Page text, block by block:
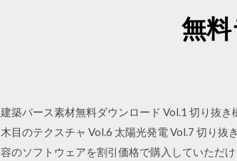
無
建築パース素材無料ダウンロード Vol.1 切り抜き
木目のテクスチャ Vol.6 太陽光発電 Vol.7 切り抜
容のソフトウェアを割引価格で購入していただ